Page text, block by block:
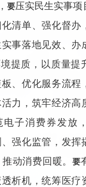
， 要压实民生实事项
清单、强化督办
事落地见效、办
提质，以质量提
、优化服务流程
力，筑牢经济高
电子消费券发放
强化监管，发挥
动消费回暖。要
透析机，统筹医疗